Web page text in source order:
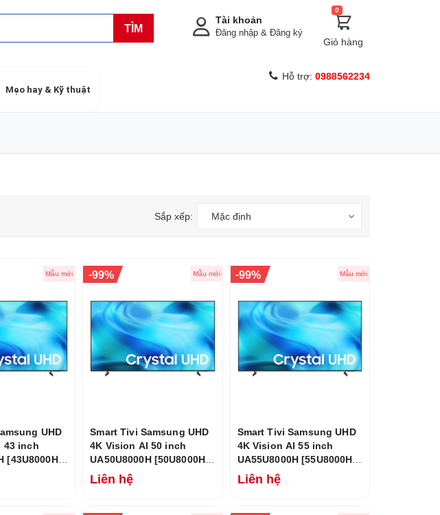
TÌM
0
Giỏ hàng
Tài khoản
Đăng nhập & Đăng ký
Mẹo hay & Kỹ thuật
Hỗ trợ: 0988562234
Sắp xếp: Mặc định
Mẫu mới
UHD
43 inch
[43U8000H]
-99% Mẫu mới
Smart Tivi Samsung UHD
4K Vision AI 50 inch
UA50U8000H [50U8000H]
Mới 2026
Liên hệ
-99% Mẫu mới
Smart Tivi Samsung UHD
4K Vision AI 55 inch
UA55U8000H [55U8000H]
Mới 2026
Liên hệ